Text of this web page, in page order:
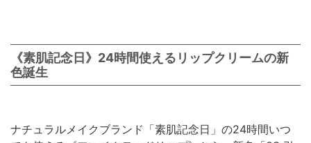
《素肌記念日》24時間使えるリップクリームの新
色誕生
ナチュラルメイクブランド「素肌記念日」の24時間いつ